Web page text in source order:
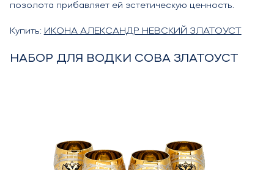
позолота прибавляет ей эстетическую ценность.
Купить: ИКОНА АЛЕКСАНДР НЕВСКИЙ ЗЛАТОУСТ
НАБОР ДЛЯ ВОДКИ СОВА ЗЛАТОУСТ